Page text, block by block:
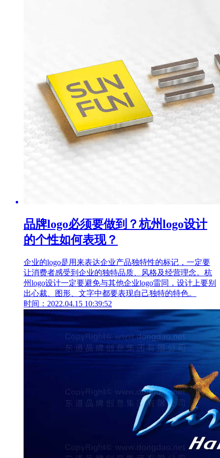
品牌logo必须要做到？杭州logo设计
的个性如何表现？
企业的logo是用来表达企业产品独特性的标记，一定要
让消费者感受到企业的独特品质、风格及经营理念。杭
州logo设计一定要避免与其他企业logo雷同，设计上要别
出心裁、图形、文字中都要表现自己独特的特色。
时间：2022.04.15 10:39:52